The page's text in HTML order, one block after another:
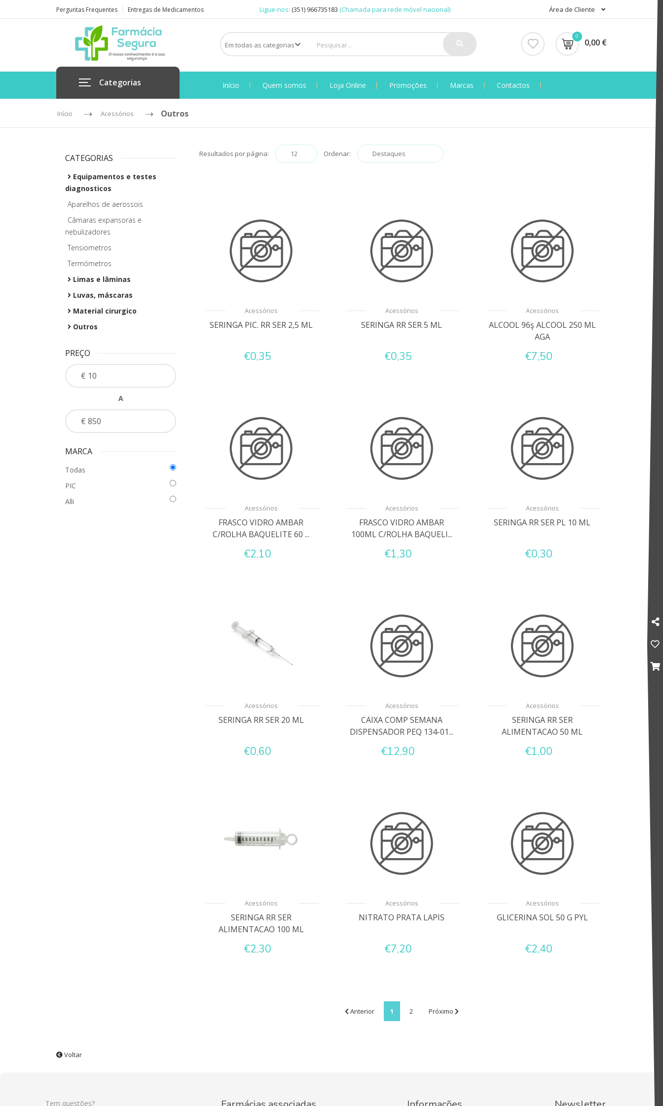
Perguntas Frequentes Entregas de Medicamentos Ligue-nos: (351) 966735183 (Chamada para rede móvel nacional) Área de Cliente
0
0,00 €
Categorias Início Quem somos Loja Online Promoções Marcas Contactos
Início Acessórios Outros
CATEGORIAS
Equipamentos e testes
diagnosticos
Aparelhos de aerossois
Câmaras expansoras e
nebulizadores
Tensiometros
Termómetros
Limas e lâminas
Luvas, máscaras
Material cirurgico
Outros
PREÇO
A
MARCA
Todas
PIC
Alli
Resultados por página: Ordenar:
Acessórios
SERINGA PIC. RR SER 2,5 ML
€0,35
Acessórios
SERINGA RR SER 5 ML
€0,35
Acessórios
ALCOOL 96ş ALCOOL 250 ML
AGA
€7,50
Acessórios
FRASCO VIDRO AMBAR
C/ROLHA BAQUELITE 60 ...
€2,10
Acessórios
FRASCO VIDRO AMBAR
100ML C/ROLHA BAQUELI...
€1,30
Acessórios
SERINGA RR SER PL 10 ML
€0,30
Acessórios
SERINGA RR SER 20 ML
€0,60
Acessórios
CAIXA COMP SEMANA
DISPENSADOR PEQ 134-01...
€12,90
Acessórios
SERINGA RR SER
ALIMENTACAO 50 ML
€1,00
Acessórios
SERINGA RR SER
ALIMENTACAO 100 ML
€2,30
Acessórios
NITRATO PRATA LAPIS
€7,20
Acessórios
GLICERINA SOL 50 G PYL
€2,40
Anterior 1 2 Próximo
Voltar
Tem questões?